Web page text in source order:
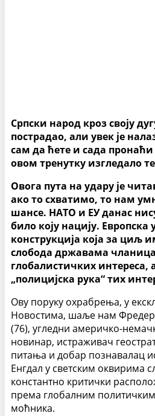
Српски народ кроз своју
пострадао, али увек је
сам да ћете и сада пронаћи
овом тренутку изгледало
Овога пута на удару је
ако то схватимо, то нам
шансе. НАТО и ЕУ данас
било коју нацију. Европска
конструкција која за циљ
слобода државама
глобалистичких интереса,
„полицијска рука“ тих
Ову поруку охрабрења, у
Новостима, шаље нам
(76), угледни америчко-
новинар, истраживач
питања и добар познавалац
Енгдал у светским оквирима
константно критички
према глобалним
моћника.